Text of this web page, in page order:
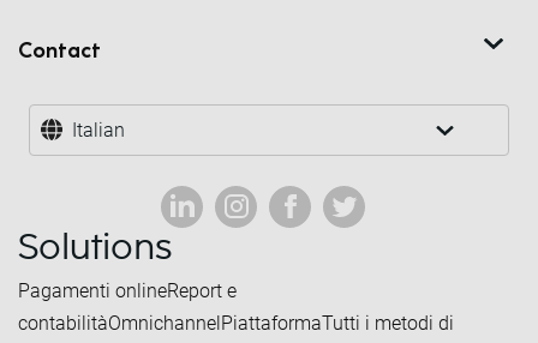
Contact
Italian
Solutions
Pagamenti onlineReport e
contabilitàOmnichannelPiattaformaTutti i metodi di